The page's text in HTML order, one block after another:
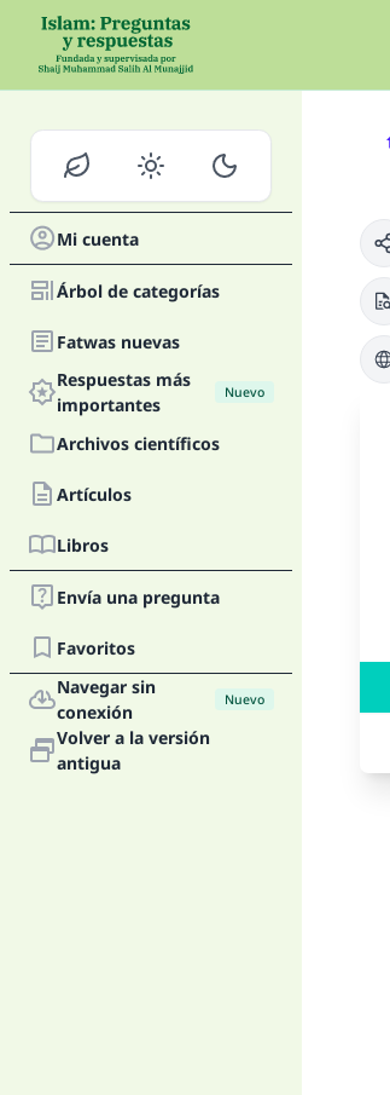
Mi cuenta
Árbol de categorías
Fatwas nuevas
Respuestas más
importantes
Nuevo
Archivos científicos
Artículos
Libros
Envía una pregunta
Favoritos
Navegar sin
conexión
Nuevo
Volver a la versión
antigua